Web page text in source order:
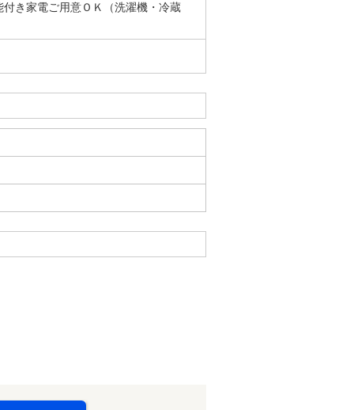
き家電ご用意ＯＫ（洗濯機・冷蔵